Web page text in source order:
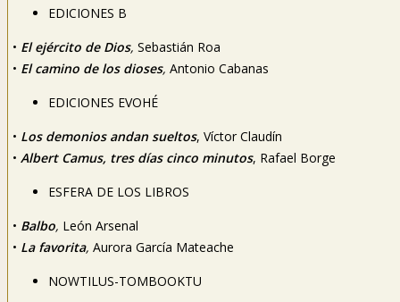
EDICIONES B
• El ejército de Dios, Sebastián Roa
• El camino de los dioses, Antonio Cabanas
EDICIONES EVOHÉ
• Los demonios andan sueltos, Víctor Claudín
• Albert Camus, tres días cinco minutos, Rafael Borge
ESFERA DE LOS LIBROS
• Balbo, León Arsenal
• La favorita, Aurora García Mateache
NOWTILUS-TOMBOOKTU